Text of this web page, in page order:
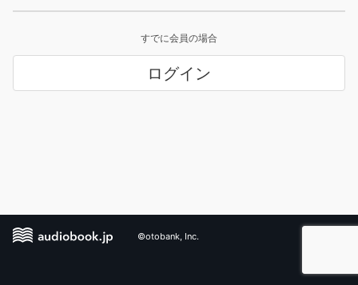
すでに会員の場合
ログイン
©otobank, Inc.